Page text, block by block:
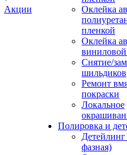
Акции
Оклейка
пленкой
Оклейка
Снятие/
шильдиков
Ремонт
покраски
Локальное
Полировка и
фазная)